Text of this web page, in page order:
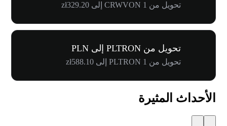
تحويل من 1 CRWVON إلى zł329.20
تحويل من PLTRON إلى PLN
تحويل من 1 PLTRON إلى zł588.10
الأحداث المثيرة